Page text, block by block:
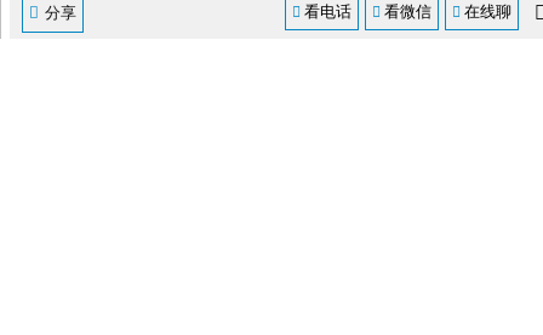
 分享  看电话  看微信  在线聊